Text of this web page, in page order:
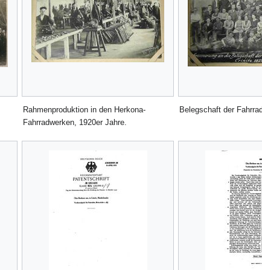
Rahmenproduktion in den Herkona-
Fahrradwerken, 1920er Jahre.
Belegschaft der